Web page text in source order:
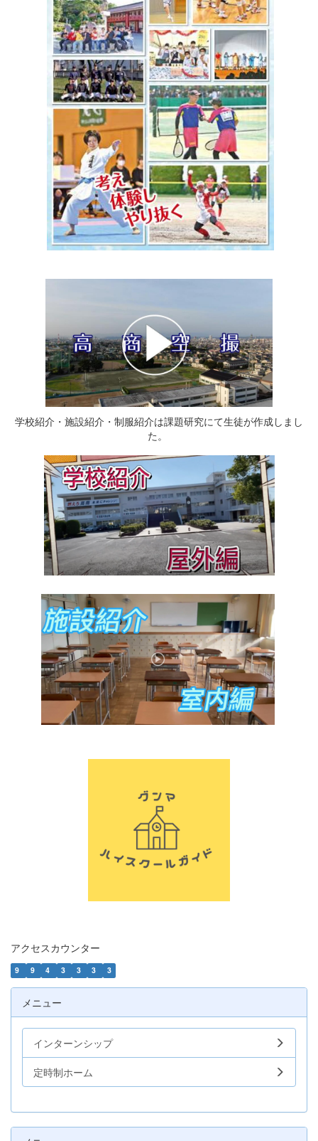
学校紹介・施設紹介・制服紹介は課題研究にて生徒が作成しまし
た。
アクセスカウンター
9 9 4 3 3 3 3
メニュー
インターンシップ
定時制ホーム